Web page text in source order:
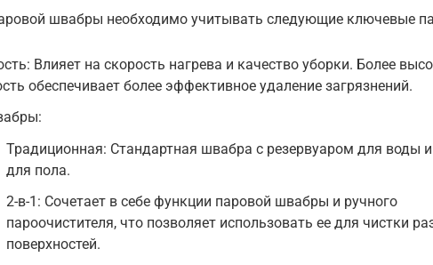
швабры необходимо учитывать следующие ключевые
Влияет на скорость нагрева и качество уборки. Более
обеспечивает более эффективное удаление загрязнений.
Традиционная: Стандартная швабра с резервуаром для воды
для пола.
2-в-1: Сочетает в себе функции паровой швабры и ручного
пароочистителя, что позволяет использовать ее для чистки
поверхностей.